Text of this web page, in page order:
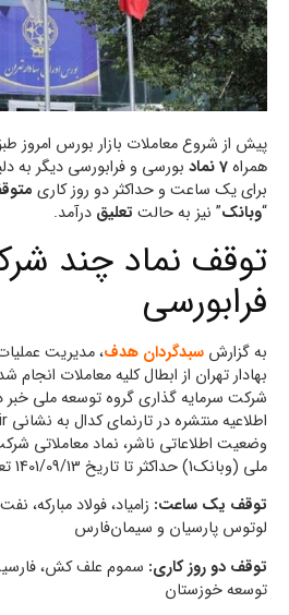
پیش از شروع معاملات بازار بورس امروز طبق
همراه7 نماد
بورسی و فرابورسی دیگر به
برای یک ساعت و حداکثر دو روز کاری
“وبانک” نیز به حالت تعلیق درآمد.
توقف نماد چند
فرابورسی
به گزارش سبدگردان هدف، مديريت
بهادار تهران از ابطال کلیه معاملات
شرکت سرمايه گذاري گروه توسعه ملي خبر
وضعيت اطلاعاتي ناشر، نماد معاملاتي
ملي (وبانك1) حداكثر تا تاريخ 1401/09/13 تعليق شد.
توقف یک ساعت: زامیاد، فولاد مبارکه،
لوتوس پارسیان و سیمان‌فارس‌
توقف دو روز کاری: سموم‌ علف‌ کش‌،
توسعه خوزستان